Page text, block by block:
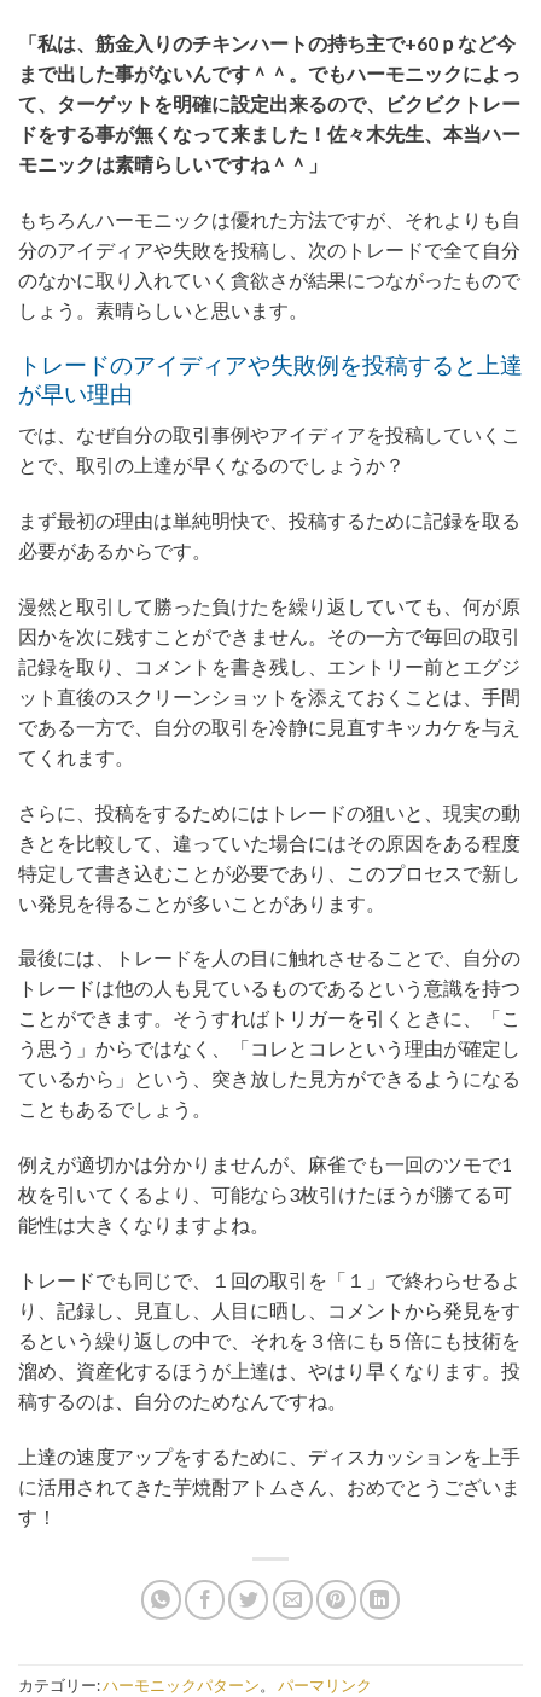
「私は、筋金入りのチキンハートの持ち主で+60ｐなど今
まで出した事がないんです＾＾。でもハーモニックによっ
て、ターゲットを明確に設定出来るので、ビクビクトレー
ドをする事が無くなって来ました！佐々木先生、本当ハー
モニックは素晴らしいですね＾＾」
もちろんハーモニックは優れた方法ですが、それよりも自
分のアイディアや失敗を投稿し、次のトレードで全て自分
のなかに取り入れていく貪欲さが結果につながったもので
しょう。素晴らしいと思います。
トレードのアイディアや失敗例を投稿すると上達
が早い理由
では、なぜ自分の取引事例やアイディアを投稿していくこ
とで、取引の上達が早くなるのでしょうか？
まず最初の理由は単純明快で、投稿するために記録を取る
必要があるからです。
漫然と取引して勝った負けたを繰り返していても、何が原
因かを次に残すことができません。その一方で毎回の取引
記録を取り、コメントを書き残し、エントリー前とエグジ
ット直後のスクリーンショットを添えておくことは、手間
である一方で、自分の取引を冷静に見直すキッカケを与え
てくれます。
さらに、投稿をするためにはトレードの狙いと、現実の動
きとを比較して、違っていた場合にはその原因をある程度
特定して書き込むことが必要であり、このプロセスで新し
い発見を得ることが多いことがあります。
最後には、トレードを人の目に触れさせることで、自分の
トレードは他の人も見ているものであるという意識を持つ
ことができます。そうすればトリガーを引くときに、「こ
う思う」からではなく、「コレとコレという理由が確定し
ているから」という、突き放した見方ができるようになる
こともあるでしょう。
例えが適切かは分かりませんが、麻雀でも一回のツモで1
枚を引いてくるより、可能なら3枚引けたほうが勝てる可
能性は大きくなりますよね。
トレードでも同じで、１回の取引を「１」で終わらせるよ
り、記録し、見直し、人目に晒し、コメントから発見をす
るという繰り返しの中で、それを３倍にも５倍にも技術を
溜め、資産化するほうが上達は、やはり早くなります。投
稿するのは、自分のためなんですね。
上達の速度アップをするために、ディスカッションを上手
に活用されてきた芋焼酎アトムさん、おめでとうございま
す！
カテゴリー:ハーモニックパターン。 パーマリンク